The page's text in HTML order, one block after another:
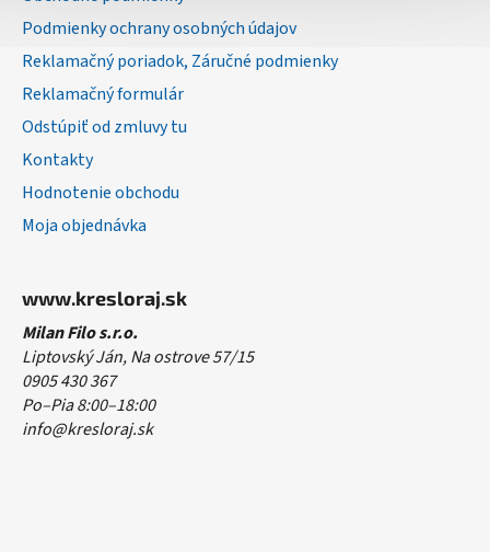
Podmienky ochrany osobných údajov
Reklamačný poriadok, Záručné podmienky
Reklamačný formulár
Odstúpiť od zmluvy tu
Kontakty
Hodnotenie obchodu
Moja objednávka
www.kresloraj.sk
Milan Filo s.r.o.
Liptovský Ján, Na ostrove 57/15
0905 430 367
Po–Pia 8:00–18:00
info@kresloraj.sk